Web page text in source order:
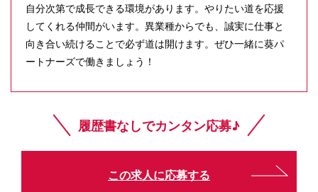
自分次第で成長できる環境があります。やりたい道を応援
してくれる仲間がいます。異業種からでも、誠実に仕事と
向き合い続けることで必ず道は開けます。ぜひ一緒に葵パ
ートナーズで働きましょう！
履歴書なしでカンタン応募♪
この求人に応募する